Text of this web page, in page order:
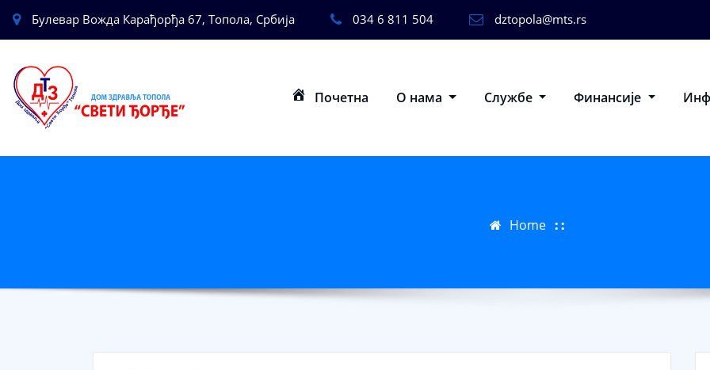
Булевар Вожда Карађорђа 67, Топола, Србија 034 6 811 504 dztopola@mts.rs
Почетна О нама Службе Финансије
Home